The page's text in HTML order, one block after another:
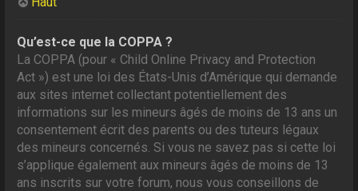
Qu’est-ce que la COPPA ?
La COPPA (pour « Child Online Privacy and Protection
Act ») est une loi des États-Unis d’Amérique qui demande
aux sites internet collectant potentiellement des
informations sur les mineurs âgés de moins de 13 ans un
consentement écrit des parents ou des tuteurs légaux
des mineurs concernés. Si vous ne savez pas si cette loi
s’applique également aux mineurs âgés de moins de 13
ans inscrits sur votre forum, nous vous conseillons de